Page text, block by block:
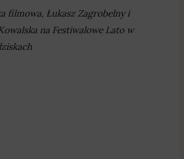
filmowa, Łukasz Zagrobelny i
na Festiwalowe Lato w